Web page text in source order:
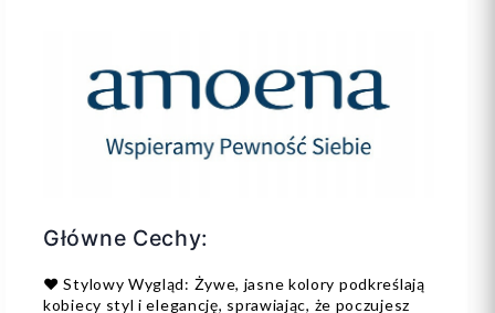
Główne Cechy:
❤️ Stylowy Wygląd: Żywe, jasne kolory podkreślają
kobiecy styl i elegancję, sprawiając, że poczujesz